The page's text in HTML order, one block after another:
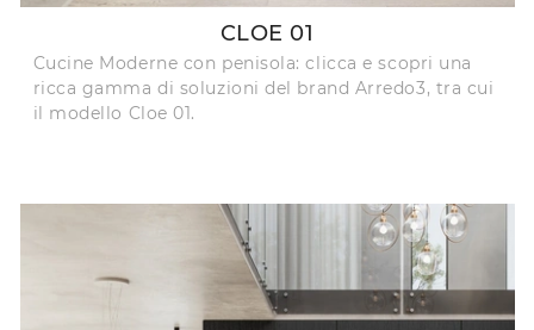
CLOE 01
Cucine Moderne con penisola: clicca e scopri una
ricca gamma di soluzioni del brand Arredo3, tra cui
il modello Cloe 01.